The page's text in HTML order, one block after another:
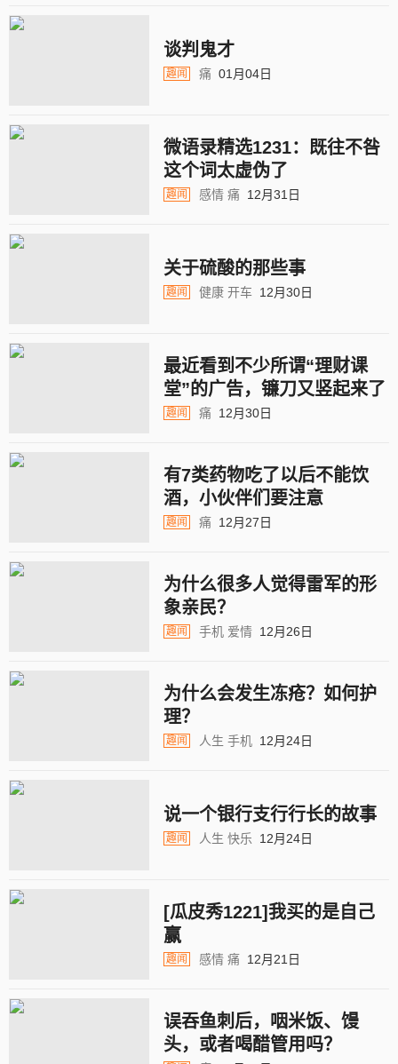
谈判鬼才
趣闻 痛 01月04日
微语录精选1231：既往不咎
这个词太虚伪了
趣闻 感情 痛 12月31日
关于硫酸的那些事
趣闻 健康 开车 12月30日
最近看到不少所谓“理财课
堂”的广告，镰刀又竖起来了
趣闻 痛 12月30日
有7类药物吃了以后不能饮
酒，小伙伴们要注意
趣闻 痛 12月27日
为什么很多人觉得雷军的形
象亲民？
趣闻 手机 爱情 12月26日
为什么会发生冻疮？如何护
理？
趣闻 人生 手机 12月24日
说一个银行支行行长的故事
趣闻 人生 快乐 12月24日
[瓜皮秀1221]我买的是自己
赢
趣闻 感情 痛 12月21日
误吞鱼刺后，咽米饭、馒
头，或者喝醋管用吗？